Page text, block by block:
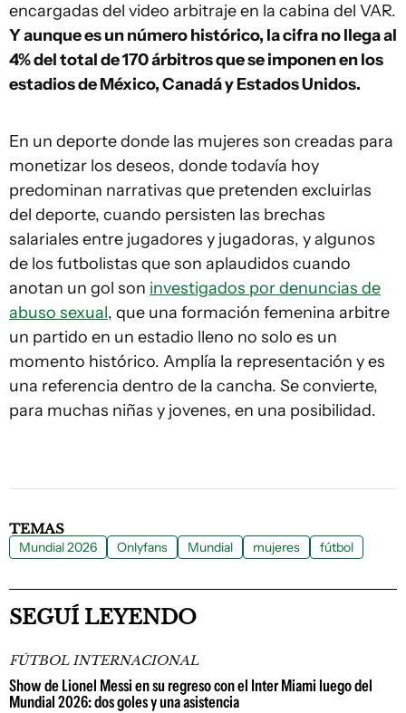
encargadas del video arbitraje en la cabina del VAR.
Y aunque es un número histórico, la cifra no llega al
4% del total de 170 árbitros que se imponen en los
estadios de México, Canadá y Estados Unidos.
En un deporte donde las mujeres son creadas para
monetizar los deseos, donde todavía hoy
predominan narrativas que pretenden excluirlas
del deporte, cuando persisten las brechas
salariales entre jugadores y jugadoras, y algunos
de los futbolistas que son aplaudidos cuando
anotan un gol son investigados por denuncias de
abuso sexual, que una formación femenina arbitre
un partido en un estadio lleno no solo es un
momento histórico. Amplía la representación y es
una referencia dentro de la cancha. Se convierte,
para muchas niñas y jovenes, en una posibilidad.
TEMAS
Mundial 2026 Onlyfans Mundial mujeres fútbol
SEGUÍ LEYENDO
FÚTBOL INTERNACIONAL
Show de Lionel Messi en su regreso con el Inter Miami luego del
Mundial 2026: dos goles y una asistencia